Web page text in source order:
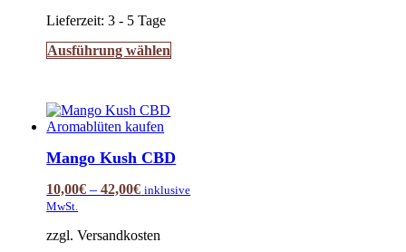
Lieferzeit:3 - 5 Tage
Ausführung wählen
Varianten
Optionen
auf
Mango Kush CBD
10,00€ –42,00€ inklusive
MwSt.
zzgl. Versandkosten